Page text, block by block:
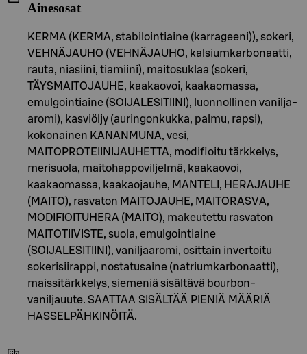
Ainesosat
KERMA (KERMA, stabilointiaine (karrageeni)), sokeri,
VEHNÄJAUHO (VEHNÄJAUHO, kalsiumkarbonaatti,
rauta, niasiini, tiamiini), maitosuklaa (sokeri,
TÄYSMAITOJAUHE, kaakaovoi, kaakaomassa,
emulgointiaine (SOIJALESITIINI), luonnollinen vanilja-
aromi), kasviöljy (auringonkukka, palmu, rapsi),
kokonainen KANANMUNA, vesi,
MAITOPROTEIINIJAUHETTA, modifioitu tärkkelys,
merisuola, maitohappoviljelmä, kaakaovoi,
kaakaomassa, kaakaojauhe, MANTELI, HERAJAUHE
(MAITO), rasvaton MAITOJAUHE, MAITORASVA,
MODIFIOITUHERA (MAITO), makeutettu rasvaton
MAITOTIIVISTE, suola, emulgointiaine
(SOIJALESITIINI), vaniljaaromi, osittain invertoitu
sokerisiirappi, nostatusaine (natriumkarbonaatti),
maissitärkkelys, siemeniä sisältävä bourbon-
vaniljauute. SAATTAA SISÄLTÄÄ PIENIÄ MÄÄRIÄ
HASSELPÄHKINÖITÄ.